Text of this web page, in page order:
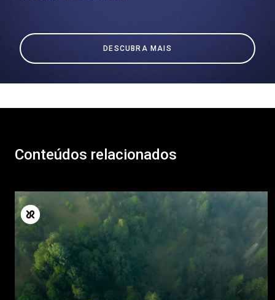
DESCUBRA MAIS
Conteúdos relacionados